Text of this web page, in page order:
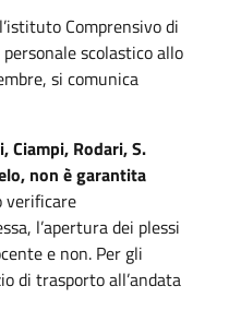
Comprensivo di
scolastico allo
si comunica
Ciampi, Rodari, S.
non è garantita
verificare
l’apertura dei plessi
e non. Per gli
di trasporto all’andata